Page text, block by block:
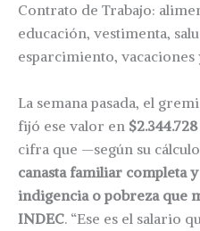
Contrato de Trabajo:
educación, vestimenta,
esparcimiento,
La semana pasada, el
fijó ese valor en
cifra que —según su
canasta familiar completa
indigencia o pobreza que
INDEC. “Ese es el salario